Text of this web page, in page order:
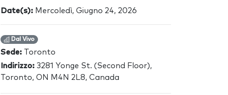
Date(s): Mercoledì, Giugno 24, 2026
Dal Vivo
Sede: Toronto
Indirizzo: 3281 Yonge St. (Second Floor),
Toronto, ON M4N 2L8, Canada